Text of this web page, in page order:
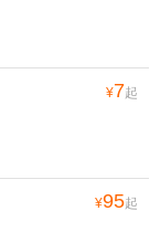
¥7起
¥95起